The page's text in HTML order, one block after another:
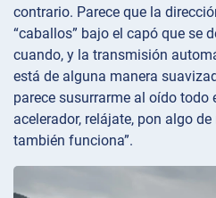
contrario. Parece que la
“caballos” bajo el capó que se
cuando, y la transmisión
está de alguna manera
parece susurrarme al oído todo
acelerador, relájate, pon algo
también funciona”.